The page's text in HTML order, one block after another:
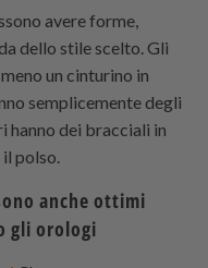
avere forme,
dello stile scelto. Gli
un cinturino in
semplicemente degli
hanno dei bracciali in
polso.
anche ottimi
gli orologi